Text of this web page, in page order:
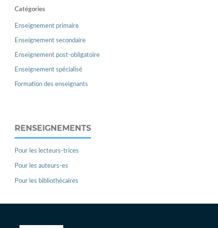
Catégories
Enseignement primaire
Enseignement secondaire
Enseignement post-obligatoire
Enseignement spécialisé
Formation des enseignants
RENSEIGNEMENTS
Pour les lecteurs-trices
Pour les auteurs-es
Pour les bibliothécaires